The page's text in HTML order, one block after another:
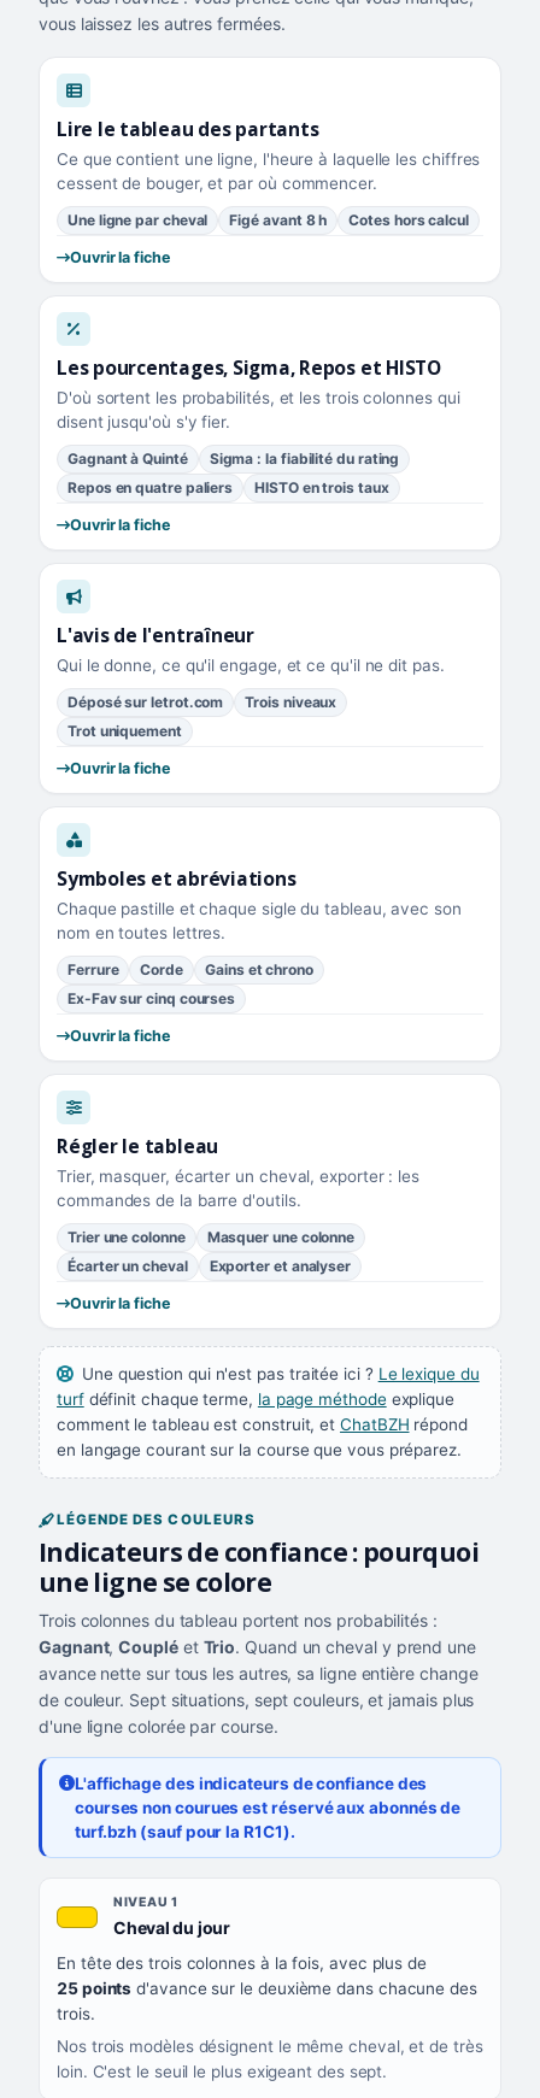
vous laissez les autres fermées.
Lire le tableau des partants
Ce que contient une ligne, l'heure à laquelle les chiffres
cessent de bouger, et par où commencer.
Une ligne par cheval Figé avant 8 h Cotes hors calcul
Ouvrir la fiche
Les pourcentages, Sigma, Repos et HISTO
D'où sortent les probabilités, et les trois colonnes qui
disent jusqu'où s'y fier.
Gagnant à Quinté
Sigma : la fiabilité du rating
Repos en quatre paliers
HISTO en trois taux
Ouvrir la fiche
L'avis de l'entraîneur
Qui le donne, ce qu'il engage, et ce qu'il ne dit pas.
Déposé sur letrot.com
Trois niveaux
Trot uniquement
Ouvrir la fiche
Symboles et abréviations
Chaque pastille et chaque sigle du tableau, avec son
nom en toutes lettres.
Ferrure Corde
Gains et chrono
Ex-Fav sur cinq courses
Ouvrir la fiche
Régler le tableau
Trier, masquer, écarter un cheval, exporter : les
commandes de la barre d'outils.
Trier une colonne
Masquer une colonne
Écarter un cheval
Exporter et analyser
Ouvrir la fiche
Une question qui n'est pas traitée ici ? Le lexique du
turfdéfinit chaque terme, la page méthodeexplique
comment le tableau est construit, etChatBZH répond
en langage courant sur la course que vous préparez.
LÉGENDE DES COULEURS
Indicateurs de confiance : pourquoi
une ligne se colore
Trois colonnes du tableau portent nos probabilités :
Gagnant,Coupléet Trio. Quand un cheval y prend une
avance nette sur tous les autres, sa ligne entière change
de couleur. Sept situations, sept couleurs, et jamais plus
d'une ligne colorée par course.
L'affichage des indicateurs de confiance des
courses non courues est réservé aux abonnés de
turf.bzh (sauf pour la R1C1).
QUAND LA LIGNE PREND CETTE COULEUR
CE QUE CELA VOUS DIT
NIVEAU 1
Cheval du jour, couleur jaune or
En tête des trois colonnes à la fois, avec plus de
25 points d'avance sur le deuxième dans chacune des
trois.
Nos trois modèles désignent le même cheval, et de très
loin. C'est le seuil le plus exigeant des sept.